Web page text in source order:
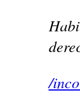
/